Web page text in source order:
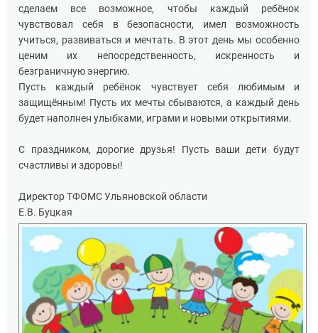
сделаем все возможное, чтобы каждый ребёнок
чувствовал себя в безопасности, имел возможность
учиться, развиваться и мечтать. В этот день мы особенно
ценим их непосредственность, искренность и
безграничную энергию.
Пусть каждый ребёнок чувствует себя любимым и
защищённым! Пусть их мечты сбываются, а каждый день
будет наполнен улыбками, играми и новыми открытиями.
С праздником, дорогие друзья! Пусть ваши дети будут
счастливы и здоровы!
Директор ТФОМС Ульяновской области
Е.В. Буцкая